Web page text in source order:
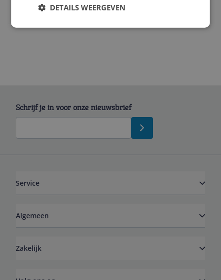
8711778013261
Schrijf je in voor onze nieuwsbrief
Service
Algemeen
Zakelijk
DETAILS WEERGEVEN